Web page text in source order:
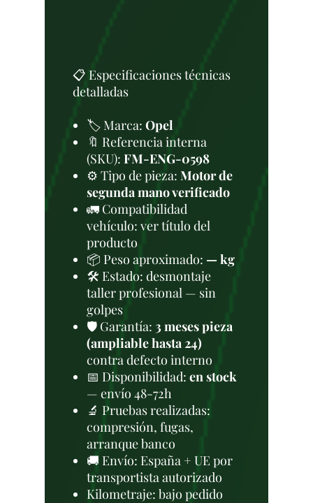
📋 Especificaciones técnicas
detalladas
🏷️ Marca: Opel
🔖 Referencia interna
(SKU): FM-ENG-0598
⚙️ Tipo de pieza: Motor de
segunda mano verificado
🚛 Compatibilidad
vehículo: ver título del
producto
📦 Peso aproximado: — kg
🛠 Estado: desmontaje
taller profesional — sin
golpes
🛡️ Garantía: 3 meses pieza
(ampliable hasta 24)
contra defecto interno
📅 Disponibilidad: en stock
— envío 48-72h
🔬 Pruebas realizadas:
compresión, fugas,
arranque banco
🚚 Envío: España + UE por
transportista autorizado
Kilometraje: bajo pedido